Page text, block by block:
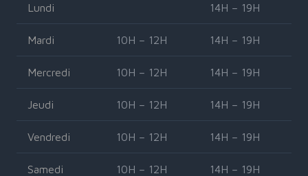
Lundi 14H – 19H
Mardi 10H – 12H 14H – 19H
Mercredi 10H – 12H 14H – 19H
Jeudi 10H – 12H 14H – 19H
Vendredi 10H – 12H 14H – 19H
Samedi 10H – 12H 14H – 19H